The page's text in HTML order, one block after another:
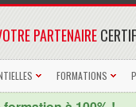
PARTENAIRE
FORMATIONS